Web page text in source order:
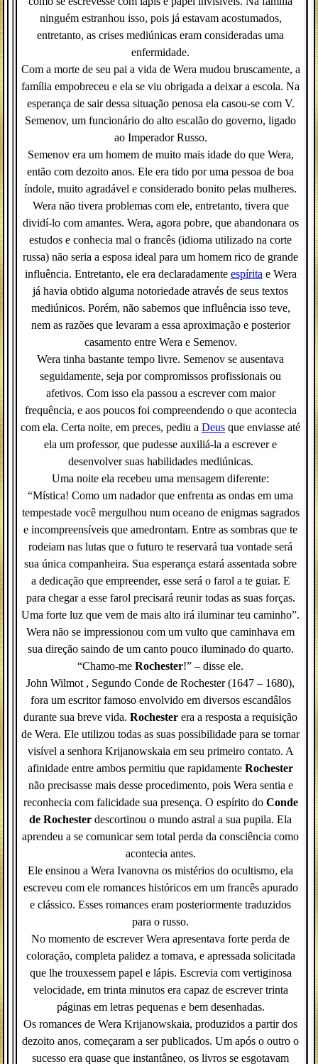
ninguém estranhou isso, pois já estavam acostumados,
entretanto, as crises mediúnicas eram consideradas uma
enfermidade.
Com a morte de seu pai a vida de Wera mudou bruscamente, a
família empobreceu e ela se viu obrigada a deixar a escola. Na
esperança de sair dessa situação penosa ela casou-se com V.
Semenov, um funcionário do alto escalão do governo, ligado
ao Imperador Russo.
Semenov era um homem de muito mais idade do que Wera,
então com dezoito anos. Ele era tido por uma pessoa de boa
índole, muito agradável e considerado bonito pelas mulheres.
Wera não tivera problemas com ele, entretanto, tivera que
dividí-lo com amantes. Wera, agora pobre, que abandonara os
estudos e conhecia mal o francês (idioma utilizado na corte
russa) não seria a esposa ideal para um homem rico de grande
influência. Entretanto, ele era declaradamente espírita e Wera
já havia obtido alguma notoriedade através de seus textos
mediúnicos. Porém, não sabemos que influência isso teve,
nem as razões que levaram a essa aproximação e posterior
casamento entre Wera e Semenov.
Wera tinha bastante tempo livre. Semenov se ausentava
seguidamente, seja por compromissos profissionais ou
afetivos. Com isso ela passou a escrever com maior
frequência, e aos poucos foi compreendendo o que acontecia
com ela. Certa noite, em preces, pediu a Deus que enviasse até
ela um professor, que pudesse auxiliá-la a escrever e
desenvolver suas habilidades mediúnicas.
Uma noite ela recebeu uma mensagem diferente:
“Mística! Como um nadador que enfrenta as ondas em uma
tempestade você mergulhou num oceano de enigmas sagrados
e incompreensíveis que amedrontam. Entre as sombras que te
rodeiam nas lutas que o futuro te reservará tua vontade será
sua única companheira. Sua esperança estará assentada sobre
a dedicação que empreender, esse será o farol a te guiar. E
para chegar a esse farol precisará reunir todas as suas forças.
Uma forte luz que vem de mais alto irá iluminar teu caminho”.
Wera não se impressionou com um vulto que caminhava em
sua direção saindo de um canto pouco iluminado do quarto.
“Chamo-me Rochester!” – disse ele.
John Wilmot , Segundo Conde de Rochester (1647 – 1680),
fora um escritor famoso envolvido em diversos escandâlos
durante sua breve vida. Rochester era a resposta a requisição
de Wera. Ele utilizou todas as suas possibilidade para se tornar
visível a senhora Krijanowskaia em seu primeiro contato. A
afinidade entre ambos permitiu que rapidamente Rochester
não precisasse mais desse procedimento, pois Wera sentia e
reconhecia com falicidade sua presença. O espírito do Conde
de Rochester descortinou o mundo astral a sua pupila. Ela
aprendeu a se comunicar sem total perda da consciência como
acontecia antes.
Ele ensinou a Wera Ivanovna os mistérios do ocultismo, ela
escreveu com ele romances históricos em um francês apurado
e clássico. Esses romances eram posteriormente traduzidos
para o russo.
No momento de escrever Wera apresentava forte perda de
coloração, completa palidez a tomava, e apressada solicitada
que lhe trouxessem papel e lápis. Escrevia com vertiginosa
velocidade, em trinta minutos era capaz de escrever trinta
páginas em letras pequenas e bem desenhadas.
Os romances de Wera Krijanowskaia, produzidos a partir dos
dezoito anos, começaram a ser publicados. Um após o outro o
sucesso era quase que instantâneo, os livros se esgotavam